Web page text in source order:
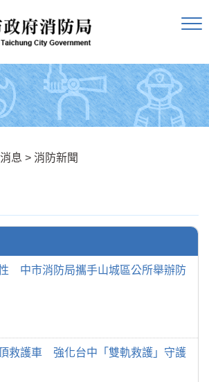
息 > 消防新聞
中市消防局攜手山城區公所舉辦防
救護車 強化台中「雙軌救護」守護